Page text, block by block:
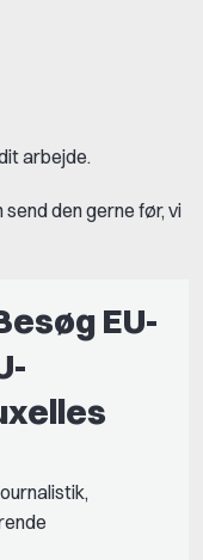
arbejde.
send den gerne før, vi
EU-
,